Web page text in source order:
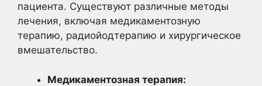
пациента. Существуют различные методы
лечения, включая медикаментозную
терапию, радиойодтерапию и хирургическое
вмешательство.
Медикаментозная терапия: